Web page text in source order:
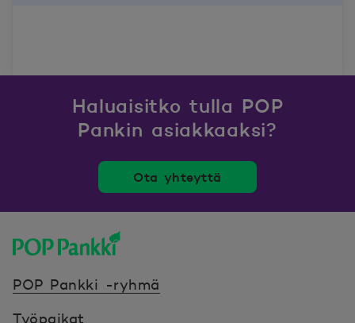
Haluaisitko tulla POP
Pankin asiakkaaksi?
Ota yhteyttä
POP Pankki -ryhmä
Työpaikat